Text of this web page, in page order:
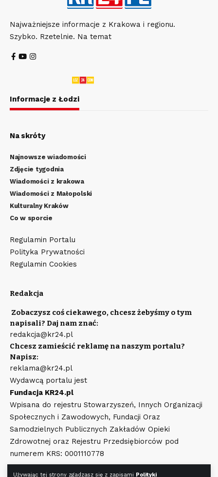
Używając tej strony zgadzasz się z zapisami Polityki
Najważniejsze informacje z Krakowa i regionu.
Szybko. Rzetelnie. Na temat
Informacje z Łodzi
Na skróty
Najnowsze wiadomości
Zdjęcie tygodnia
Wiadomości z krakowa
Wiadomości z Małopolski
Kulturalny Kraków
Co w sporcie
Regulamin Portalu
Polityka Prywatności
Regulamin Cookies
Redakcja
Zobaczysz coś ciekawego, chcesz żebyśmy o tym
napisali? Daj nam znać:
redakcja@kr24.pl
Chcesz zamieścić reklamę na naszym portalu?
Napisz:
reklama@kr24.pl
Wydawcą portalu jest
Fundacja KR24.pl
Wpisana do rejestru Stowarzyszeń, Innych Organizacji
Społecznych i Zawodowych, Fundacji Oraz
Samodzielnych Publicznych Zakładów Opieki
Zdrowotnej oraz Rejestru Przedsiębiorców pod
numerem KRS: 0001110778